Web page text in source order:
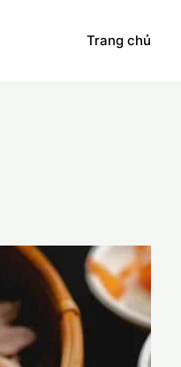
Trang chủ